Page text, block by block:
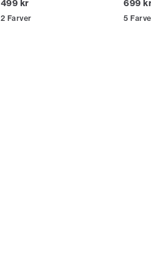
I alt (inkl. rabat)
499 kr
2 Farver
I alt
699
5